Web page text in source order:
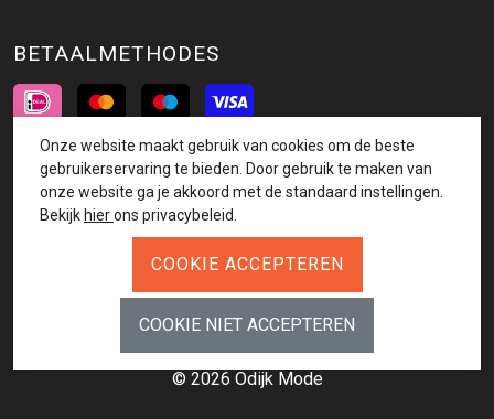
BETAALMETHODES
INSCHRIJVEN NIEUWSBRIEF
© 2026 Odijk Mode
Onze website maakt gebruik van cookies om de beste
gebruikerservaring te bieden. Door gebruik te maken van
onze website ga je akkoord met de standaard instellingen.
Bekijk hierons privacybeleid.